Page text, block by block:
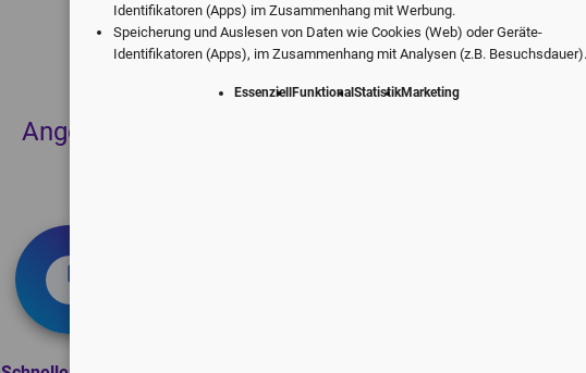
Angebote vom digitalen Marktführer. Individuell
Identifikatoren (Apps) im Zusammenhang mit Werbung.
Speicherung und Auslesen von Daten wie Cookies (Web) oder Geräte-
Identifikatoren (Apps), im Zusammenhang mit Analysen (z.B. Besuchsdauer).
Essenziell Funktional StatistikMarketing